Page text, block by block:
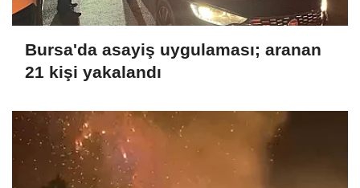
Bursa'da asayiş uygulaması; aranan
21 kişi yakalandı